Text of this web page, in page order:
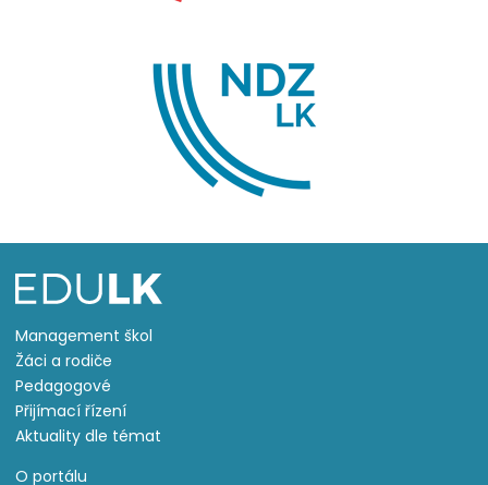
Management škol
Žáci a rodiče
Pedagogové
Přijímací řízení
Aktuality dle témat
O portálu